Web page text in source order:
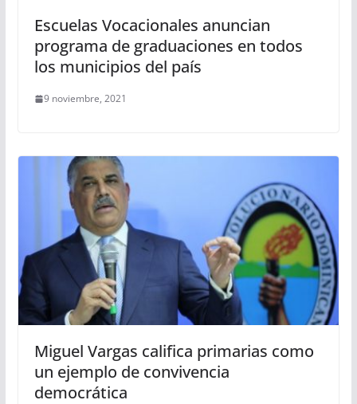
Escuelas Vocacionales anuncian
programa de graduaciones en todos
los municipios del país
9 noviembre, 2021
Miguel Vargas califica primarias como
un ejemplo de convivencia
democrática